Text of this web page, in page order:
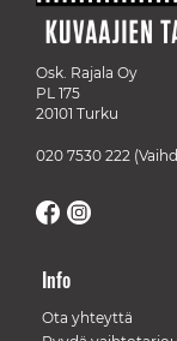
Osk. Rajala Oy
PL 175
20101 Turku
020 7530 222
Info
Ota yhteyttä